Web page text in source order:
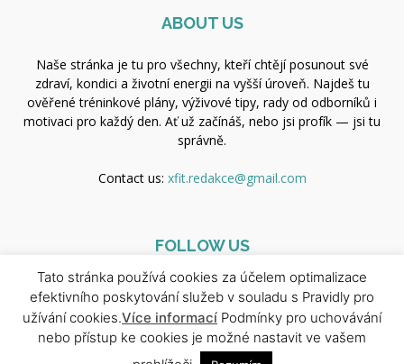
ABOUT US
Naše stránka je tu pro všechny, kteří chtějí posunout své
zdraví, kondici a životní energii na vyšší úroveň. Najdeš tu
ověřené tréninkové plány, výživové tipy, rady od odborníků i
motivaci pro každý den. Ať už začínáš, nebo jsi profík — jsi tu
správně.
Contact us: xfit.redakce@gmail.com
FOLLOW US
Tato stránka používá cookies za účelem optimalizace
efektivního poskytování služeb v souladu s Pravidly pro
užívání cookies.Více informací Podmínky pro uchovávání
nebo přístup ke cookies je možné nastavit ve vašem